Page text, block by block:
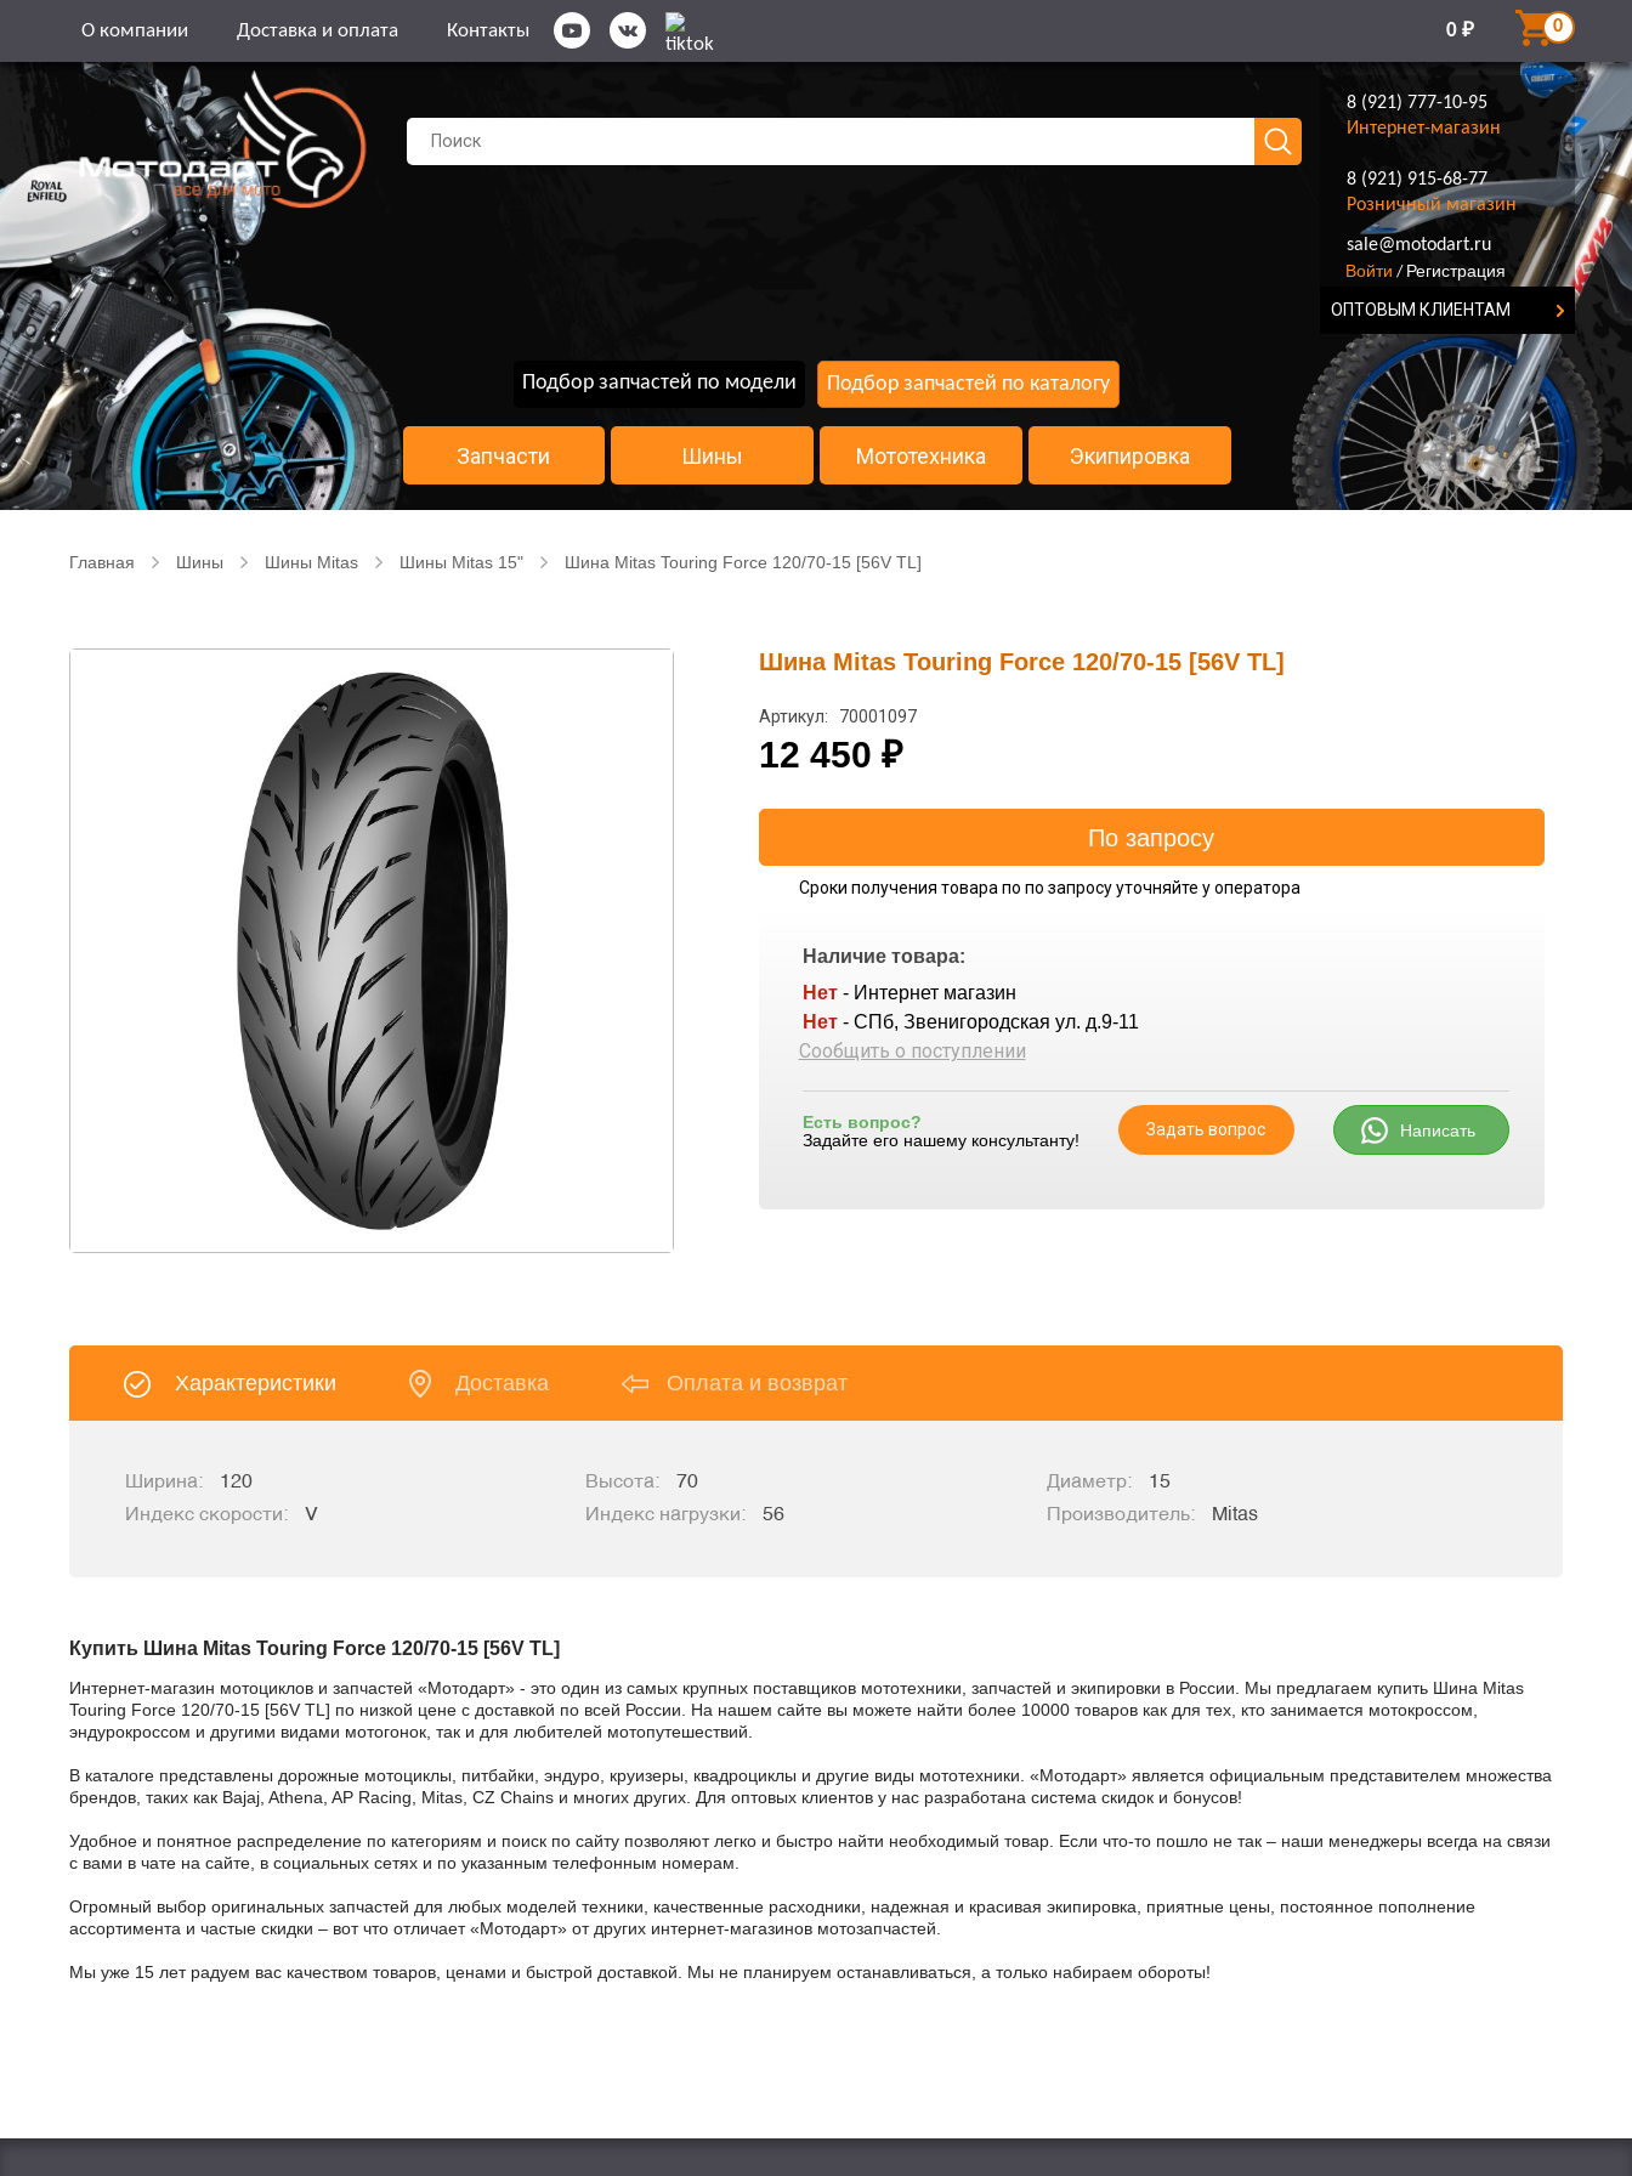
О компании Доставка и оплата Контакты 0 ₽ 0
8 (921) 777-10-95
Интернет-магазин
8 (921) 915-68-77
Розничный магазин
8 (921) 777-10-95
sale@motodart.ru
Войти / Регистрация
ОПТОВЫМ КЛИЕНТАМ
Подбор запчастей по модели Подбор запчастей по каталогу
Запчасти Шины Мототехника Экипировка
Главная Шины Шины Mitas Шины Mitas 15" Шина Mitas Touring Force 120/70-15 [56V TL]
Шина Mitas Touring Force 120/70-15 [56V TL]
Артикул: 70001097
12 450 ₽
Сроки получения товара по по запросу уточняйте у оператора
Наличие товара:
Нет - Интернет магазин
Нет - СПб, Звенигородская ул. д.9-11
Сообщить о поступлении
Есть вопрос?
Задайте его нашему консультанту!
Задать вопрос Написать
Характеристики Доставка Оплата и возврат
Ширина: 120 Высота: 70 Диаметр:
15
Индекс скорости:
V Индекс нагрузки: 56 Производитель: Mitas
Купить Шина Mitas Touring Force 120/70-15 [56V TL]
Интернет-магазин мотоциклов и запчастей «Мотодарт» - это один из самых крупных поставщиков мототехники, запчастей и экипировки в России. Мы предлагаем купить Шина Mitas
Touring Force 120/70-15 [56V TL] по низкой цене с доставкой по всей России. На нашем сайте вы можете найти более 10000 товаров как для тех, кто занимается мотокроссом,
эндурокроссом и другими видами мотогонок, так и для любителей мотопутешествий.
В каталоге представлены дорожные мотоциклы, питбайки, эндуро, круизеры, квадроциклы и другие виды мототехники. «Мотодарт» является официальным представителем множества
брендов, таких как Bajaj, Athena, AP Racing, Mitas, CZ Chains и многих других. Для оптовых клиентов у нас разработана система скидок и бонусов!
Удобное и понятное распределение по категориям и поиск по сайту позволяют легко и быстро найти необходимый товар. Если что-то пошло не так – наши менеджеры всегда на связи
с вами в чате на сайте, в социальных сетях и по указанным телефонным номерам.
Огромный выбор оригинальных запчастей для любых моделей техники, качественные расходники, надежная и красивая экипировка, приятные цены, постоянное пополнение
ассортимента и частые скидки – вот что отличает «Мотодарт» от других интернет-магазинов мотозапчастей.
Мы уже 15 лет радуем вас качеством товаров, ценами и быстрой доставкой. Мы не планируем останавливаться, а только набираем обороты!